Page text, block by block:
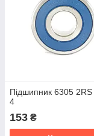
Підшипник 6305
4
153 ₴